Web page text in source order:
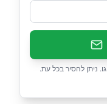
ניתן להסיר בכל עת.